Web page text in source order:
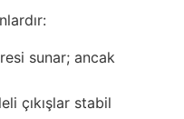
sunar; ancak
çıkışlar stabil